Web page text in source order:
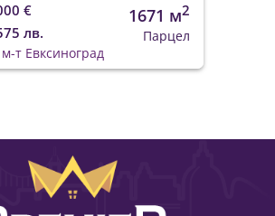
€
лв.
1671 м2
Парцел
т Евксиноград